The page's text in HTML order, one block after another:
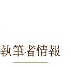
執筆者情報